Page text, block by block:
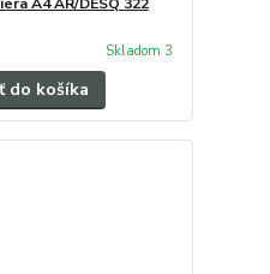
Skladom 3
do košíka